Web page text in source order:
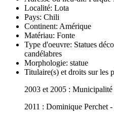
Localité: Lota
Pays: Chili
Continent: Amérique
Matériau: Fonte
Type d'oeuvre: Statues
candélabres
Morphologie: statue
Titulaire(s) et droits sur les
2003 et 2005 : Municipalité
2011 : Dominique Perchet